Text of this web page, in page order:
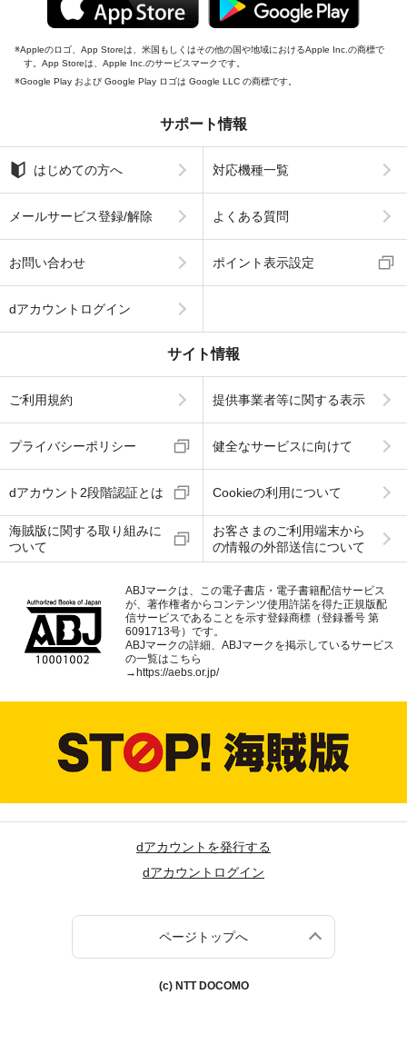
Appleのロゴ、App Storeは、米国もしくはその他の国や地域におけるApple Inc.の商標で
す。App Storeは、Apple Inc.のサービスマークです。
Google Play および Google Play ロゴは Google LLC の商標です。
サポート情報
はじめての方へ 対応機種一覧
メールサービス登録/解除 よくある質問
お問い合わせ ポイント表示設定
dアカウントログイン
サイト情報
ご利用規約 提供事業者等に関する表示
プライバシーポリシー 健全なサービスに向けて
dアカウント2段階認証とは Cookieの利用について
海賊版に関する取り組みに
ついて
お客さまのご利用端末から
の情報の外部送信について
ABJマークは、この電子書店・電子書籍配信サービス
が、著作権者からコンテンツ使用許諾を得た正規版配
信サービスであることを示す登録商標（登録番号 第
6091713号）です。
ABJマークの詳細、ABJマークを掲示しているサービス
の一覧はこちら
→https://aebs.or.jp/
dアカウントを発行する
dアカウントログイン
ページトップへ
(c) NTT DOCOMO